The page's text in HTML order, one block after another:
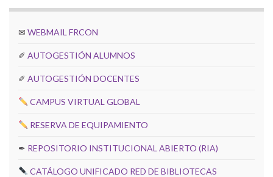
✉ WEBMAIL FRCON
✐ AUTOGESTIÓN ALUMNOS
✐ AUTOGESTIÓN DOCENTES
CAMPUS VIRTUAL GLOBAL
RESERVA DE EQUIPAMIENTO
✒ REPOSITORIO INSTITUCIONAL ABIERTO (RIA)
CATÁLOGO UNIFICADO RED DE BIBLIOTECAS